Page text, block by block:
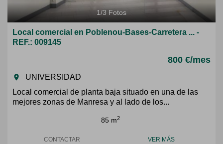
1/3 Fotos
Local comercial en Poblenou-Bases-Carretera ... -
REF.: 009145
800 €/mes
room
UNIVERSIDAD
Local comercial de planta baja situado en una de las
mejores zonas de Manresa y al lado de los...
85 m2
CONTACTAR VER MÁS